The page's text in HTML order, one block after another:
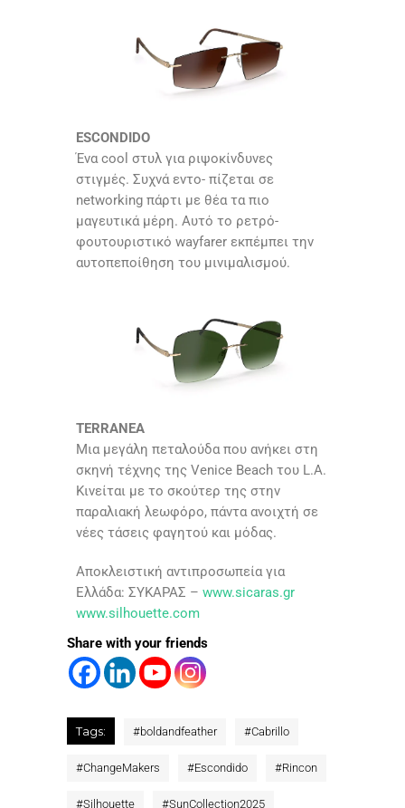
ESCONDIDO
Ένα cool στυλ για ριψοκίνδυνες
στιγμές. Συχνά εντο- πίζεται σε
networking πάρτι με θέα τα πιο
μαγευτικά μέρη. Αυτό το ρετρό-
φουτουριστικό wayfarer εκπέμπει την
αυτοπεποίθηση του μινιμαλισμού.
TERRANEA
Μια μεγάλη πεταλούδα που ανήκει στη
σκηνή τέχνης της Venice Beach του L.A.
Κινείται με το σκούτερ της στην
παραλιακή λεωφόρο, πάντα ανοιχτή σε
νέες τάσεις φαγητού και μόδας.
Αποκλειστική αντιπροσωπεία για
Ελλάδα: ΣΥΚΑΡΑΣ – www.sicaras.gr
www.silhouette.com
Share with your friends
Tags: #boldandfeather #Cabrillo
#ChangeMakers #Escondido #Rincon
#Silhouette #SunCollection2025